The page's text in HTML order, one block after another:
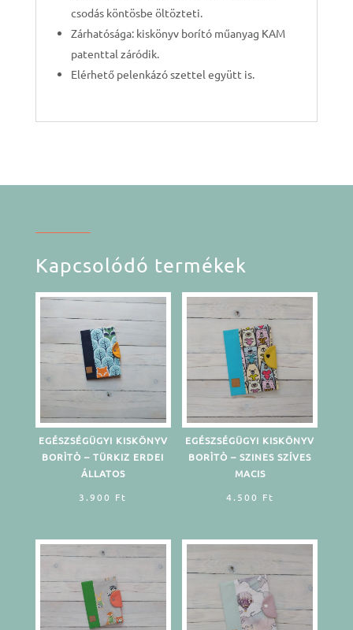
csodás köntösbe öltözteti.
Zárhatósága: kiskönyv borító műanyag KAM
patenttal záródik.
Elérhető pelenkázó szettel együtt is.
Kapcsolódó termékek
EGÉSZSÉGÜGYI KISKÖNYV
BORÌTÒ – TÜRKIZ ERDEI
ÁLLATOS
3.900 Ft
EGÉSZSÉGÜGYI KISKÖNYV
BORÌTÒ – SZINES SZÍVES
MACIS
4.500 Ft